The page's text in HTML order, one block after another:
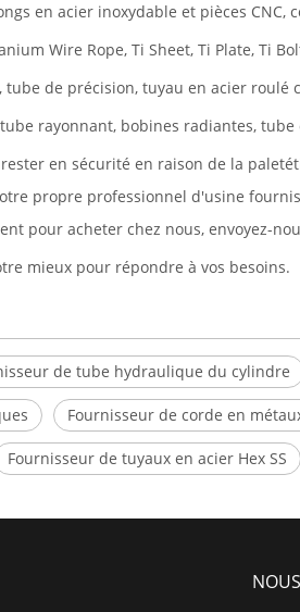
en acier inoxydable et pièces
Wire Rope, Ti Sheet, Ti Plate, Ti
de précision, tuyau en acier roulé
rayonnant, bobines radiantes,
en sécurité en raison de la
propre professionnel d'usine
pour acheter chez nous, envoyez-
mieux pour répondre à vos besoins.
de tube hydraulique du cylindre
Fournisseur de corde en
Fournisseur de tuyaux en acier Hex SS